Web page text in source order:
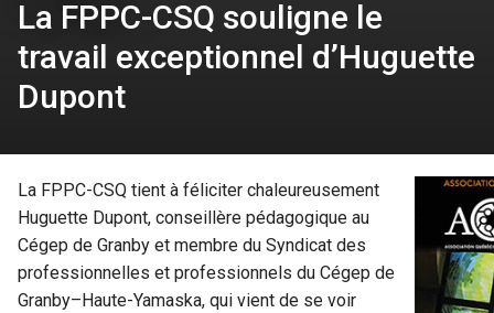
La FPPC-CSQ souligne le
travail exceptionnel d’Huguette
Dupont
La FPPC-CSQ tient à féliciter chaleureusement
Huguette Dupont, conseillère pédagogique au
Cégep de Granby et membre du Syndicat des
professionnelles et professionnels du Cégep de
Granby–Haute-Yamaska, qui vient de se voir